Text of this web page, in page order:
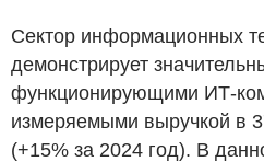
Сектор информационных
демонстрирует
функционирующими ИТ-
измеряемыми выручкой в
(+15% за 2024 год). В